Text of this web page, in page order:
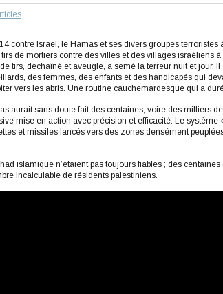
contre Israël, le Hamas et ses divers groupes terroristes
de mortiers contre des villes et des villages israéliens
tirs, déchaîné et aveugle, a semé la terreur nuit et jour.
des femmes, des enfants et des handicapés qui
vers les abris. Une routine cauchemardesque qui a
aurait sans doute fait des centaines, voire des milliers
mise en action avec précision et efficacité. Le système
et missiles lancés vers des zones densément
islamique n’étaient pas toujours fiables ; des
incalculable de résidents palestiniens.